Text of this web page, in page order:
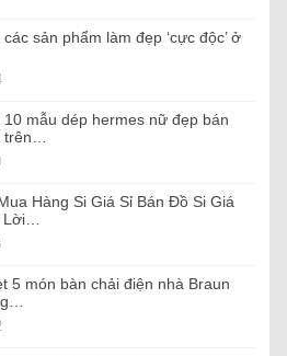
sản phẩm làm đẹp ‘cực độc’ ở
mẫu dép hermes nữ đẹp bán
trên…
Hàng Si Giá Sỉ Bán Đồ Si Giá
Lời…
5 món bàn chải điện nhà Braun